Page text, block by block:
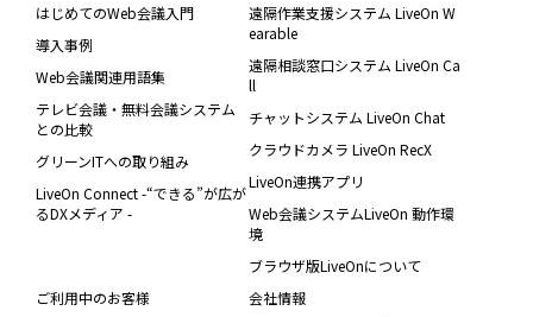
はじめてのWeb会議入門
導入事例
Web会議関連用語集
テレビ会議・無料会議システム
との比較
グリーンITへの取り組み
LiveOn Connect -“できる”が広が
るDXメディア -
遠隔作業支援システム LiveOn W
earable
遠隔相談窓口システム LiveOn Ca
ll
チャットシステム LiveOn Chat
クラウドカメラ LiveOn RecX
LiveOn連携アプリ
Web会議システムLiveOn 動作環
境
ブラウザ版LiveOnについて
ご利用中のお客様
会社情報